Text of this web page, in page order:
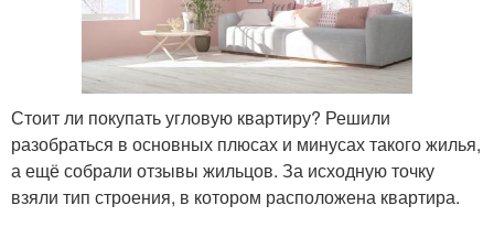
Стоит ли покупать угловую квартиру? Решили
разобраться в основных плюсах и минусах такого жилья,
а ещё собрали отзывы жильцов. За исходную точку
взяли тип строения, в котором расположена квартира.